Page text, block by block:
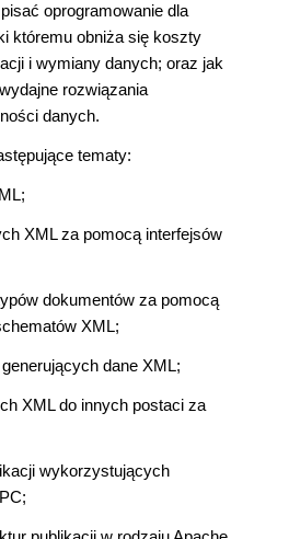
oprogramowanie dla
któremu obniża się koszty
i wymiany danych; oraz jak
rozwiązania
danych.
tematy:
XML za pomocą interfejsów
dokumentów za pomocą
XML;
dane XML;
XML do innych postaci za
wykorzystujących